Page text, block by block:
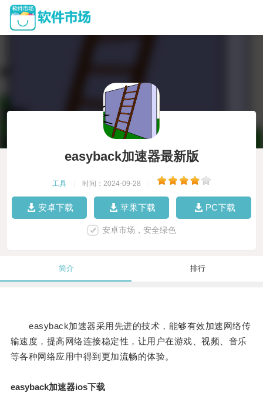
easyback加速器最新版
工具 时间：2024-09-28
安卓下载 苹果下载 PC下载
安卓市场，安全绿色
简介 排行
easyback加速器采用先进的技术，能够有效加速网络传
输速度，提高网络连接稳定性，让用户在游戏、视频、音乐
等各种网络应用中得到更加流畅的体验。
easyback加速器ios下载